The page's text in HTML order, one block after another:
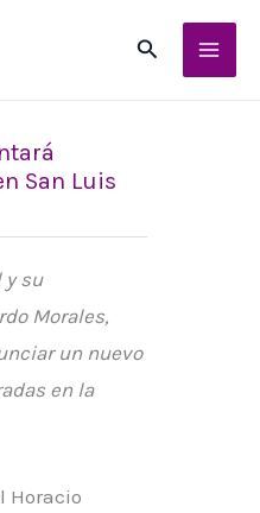
Buscar
San Luis
y su
Morales,
un nuevo
en la
Horacio